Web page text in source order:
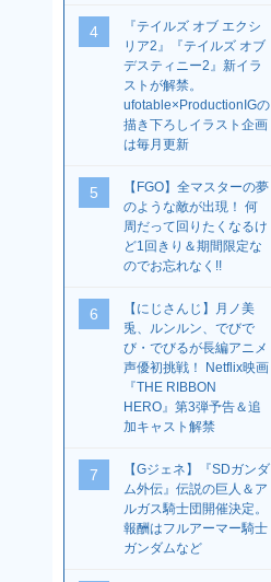
4
『テイルズ オブ エクシ
リア2』『テイルズ オブ
デスティニー2』新イラ
ストが解禁。
ufotable×ProductionIGの
描き下ろしイラスト企画
は毎月更新
5
【FGO】全マスターの夢
のような敵が出現！ 何
周だって回りたくなるけ
ど1回きり＆期間限定な
のでお忘れなく!!
6
【にじさんじ】月ノ美
兎、ルンルン、でびで
び・でびるが長編アニメ
声優初挑戦！ Netflix映画
『THE RIBBON
HERO』第3弾予告＆追
加キャスト解禁
7
【Gジェネ】『SDガンダ
ム外伝』伝説の巨人＆ア
ルガス騎士団開催決定。
報酬はフルアーマー騎士
ガンダムなど